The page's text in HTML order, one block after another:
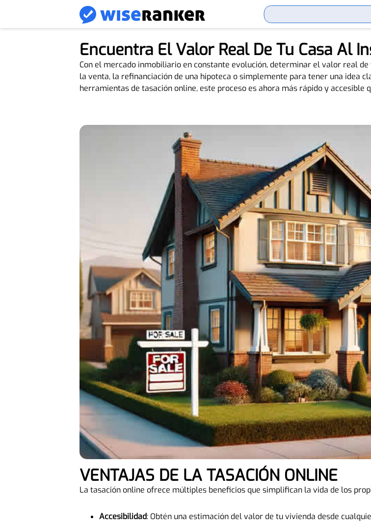
Encuentra El Valor Real De Tu Casa Al
Con el mercado inmobiliario en constante evolución, determinar el valor real
la venta, la refinanciación de una hipoteca o simplemente para tener una idea
herramientas de tasación online, este proceso es ahora más rápido y accesible
VENTAJAS DE LA TASACIÓN ONLINE
La tasación online ofrece múltiples beneficios que simplifican la vida de los
Accesibilidad: Obtén una estimación del valor de tu vivienda desde